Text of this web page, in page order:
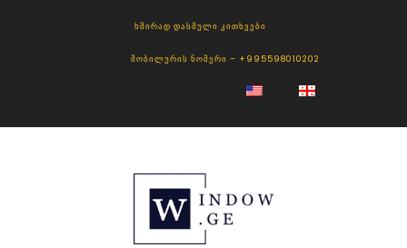
ᲮᲨᲘᲠᲐᲓ ᲓᲐᲡᲛᲣᲚᲘ ᲙᲘᲗᲮᲕᲔᲑᲘ
ᲛᲝᲑᲘᲚᲣᲠᲘᲡ ᲜᲝᲛᲔᲠᲘ – +995598010202